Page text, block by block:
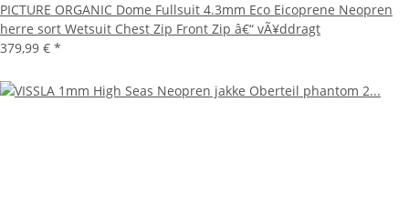
PICTURE ORGANIC Dome Fullsuit 4.3mm Eco Eicoprene Neopren
herre sort Wetsuit Chest Zip Front Zip â€“ vÃ¥ddragt
379,99 € *